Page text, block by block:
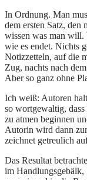
In Ordnung. Man
dem ersten Satz,
wissen was man will.
wie es endet. Nichts
Notizzetteln, auf die
Zug, nachts nach
Aber so ganz ohne
Ich weiß: Autoren
so wortgewaltig,
zu atmen beginnen
Autorin wird dann
zeichnet getreulich
Das Resultat
im